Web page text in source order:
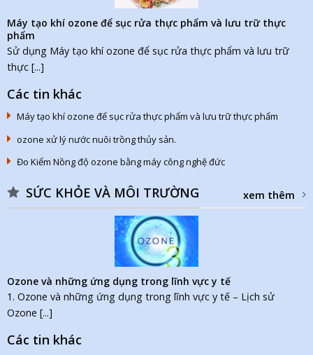
Máy tạo khí ozone để sục rửa thực phẩm và lưu trữ thực
phẩm
Sử dụng Máy tạo khí ozone để sục rửa thực phẩm và lưu trữ
thực [...]
Các tin khác
Máy tạo khí ozone để sục rửa thực phẩm và lưu trữ thực phẩm
ozone xử lý nước nuôi trồng thủy sản.
Đo Kiểm Nồng độ ozone bằng máy công nghệ đức
SỨC KHỎE VÀ MÔI TRƯỜNG xem thêm
Ozone và những ứng dụng trong lĩnh vực y tế
1. Ozone và những ứng dụng trong lĩnh vực y tế – Lịch sử
Ozone [...]
Các tin khác